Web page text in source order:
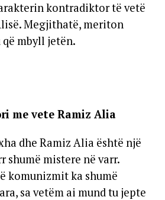
kontradiktor të vetë
Megjithatë, meriton
mbyll jetën.
me vete Ramiz Alia
dhe Ramiz Alia është një
shumë mistere në varr.
ka shumë
sa vetëm ai mund tu jepte